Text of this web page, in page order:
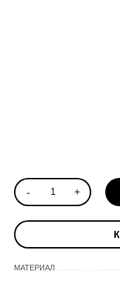
- +
МАТЕРИАЛ